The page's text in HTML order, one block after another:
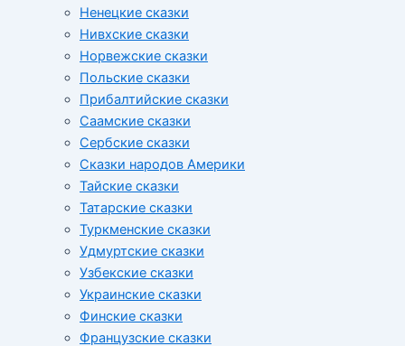
Ненецкие сказки
Нивхские сказки
Норвежские сказки
Польские сказки
Прибалтийские сказки
Cаамские сказки
Сербские сказки
Сказки народов Америки
Тайские сказки
Татарские сказки
Туркменские сказки
Удмуртские сказки
Узбекские сказки
Украинские сказки
Финские сказки
Французские сказки